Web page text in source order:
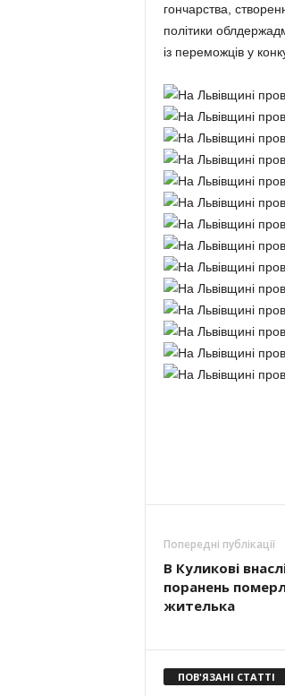
гончарства,
політики
із переможців у
Попередні публікації
В Куликові
поранень
жителька
ПОВ'ЯЗАНІ СТАТТІ